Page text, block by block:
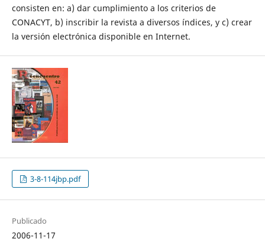
consisten en: a) dar cumplimiento a los criterios de
CONACYT, b) inscribir la revista a diversos índices, y c) crear
la versión electrónica disponible en Internet.
3-8-114jbp.pdf
Publicado
2006-11-17